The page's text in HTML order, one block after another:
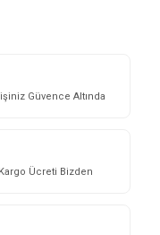
Güvence Altında
Ücreti Bizden